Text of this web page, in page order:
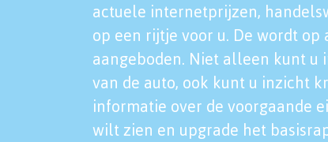
actuele internetprijzen,
op een rijtje voor u. De wordt
aangeboden. Niet alleen kunt u
van de auto, ook kunt u inzicht
informatie over de voorgaande
wilt zien en upgrade het